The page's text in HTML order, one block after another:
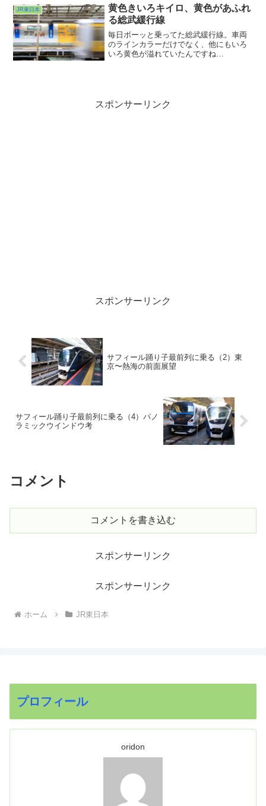
いの風景。ビルだらけの街で生きてると
こういう光景にホッとします。
JR東日本
黄色きいろキイロ、黄色があふれ
る総武緩行線
毎日ボーッと乗ってた総武緩行線。車両
のラインカラーだけでなく、他にもいろ
いろ黄色が溢れていたんですね
駅も良く見なきゃダメですね。まだまだ
いろいろ発見できそうですわw
スポンサーリンク
スポンサーリンク
サフィール踊り子最前列に乗る（2）東
京〜熱海の前面展望
サフィール踊り子最前列に乗る（4）パノ
ラミックウインドウ考
コメント
コメントを書き込む
スポンサーリンク
スポンサーリンク
ホーム JR東日本
プロフィール
oridon